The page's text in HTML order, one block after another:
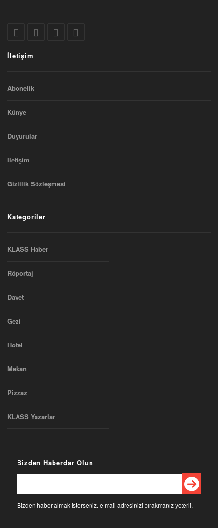
İletişim
Abonelik
Künye
Duyurular
Iletişim
Gizlilik Sözleşmesi
Kategoriler
KLASS Haber
Röportaj
Davet
Gezi
Hotel
Mekan
Pizzaz
KLASS Yazarlar
Bizden Haberdar Olun
Bizden haber almak isterseniz, e mail adresinizi bırakmanız yeterli.